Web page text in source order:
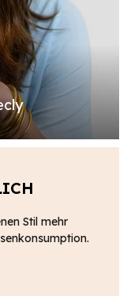
Stil mehr